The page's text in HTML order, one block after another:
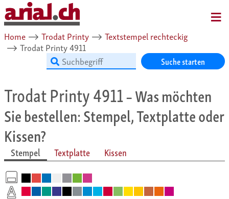
Home ⟶ Trodat Printy ⟶ Textstempel rechteckig
⟶ Trodat Printy 4911
Suche starten
Trodat Printy 4911– Was möchten
Sie bestellen: Stempel, Textplatte oder
Kissen?
Stempel Textplatte Kissen